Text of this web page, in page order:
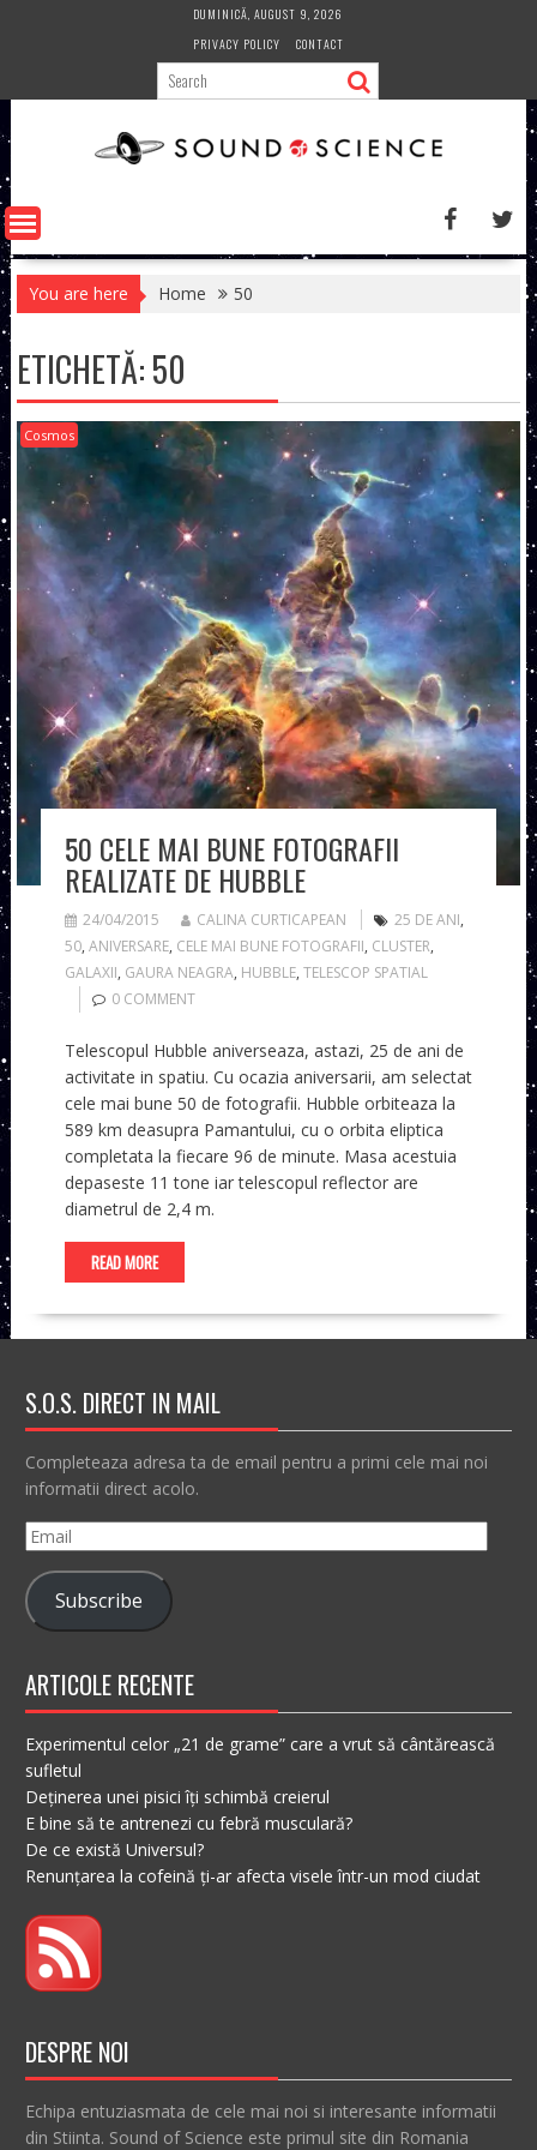
DUMINICĂ, AUGUST 9, 2026
PRIVACY POLICY
CONTACT
You are here Home 50
ETICHETĂ:50
Cosmos
50 CELE MAI BUNE FOTOGRAFII
REALIZATE DE HUBBLE
24/04/2015 CALINA CURTICAPEAN 25 DE ANI,
50, ANIVERSARE, CELE MAI BUNE FOTOGRAFII, CLUSTER,
GALAXII, GAURA NEAGRA, HUBBLE, TELESCOP SPATIAL
0 COMMENT
Telescopul Hubble aniverseaza, astazi, 25 de ani de
activitate in spatiu. Cu ocazia aniversarii, am selectat
cele mai bune 50 de fotografii. Hubble orbiteaza la
589 km deasupra Pamantului, cu o orbita eliptica
completata la fiecare 96 de minute. Masa acestuia
depaseste 11 tone iar telescopul reflector are
diametrul de 2,4 m.
READ MORE
S.O.S. DIRECT IN MAIL
Completeaza adresa ta de email pentru a primi cele mai noi
informatii direct acolo.
Email
Subscribe
ARTICOLE RECENTE
Experimentul celor „21 de grame” care a vrut să cântărească
sufletul
Deținerea unei pisici îți schimbă creierul
E bine să te antrenezi cu febră musculară?
De ce există Universul?
Renunțarea la cofeină ți-ar afecta visele într-un mod ciudat
DESPRE NOI
Echipa entuziasmata de cele mai noi si interesante informatii
din Stiinta. Sound of Science este primul site din Romania